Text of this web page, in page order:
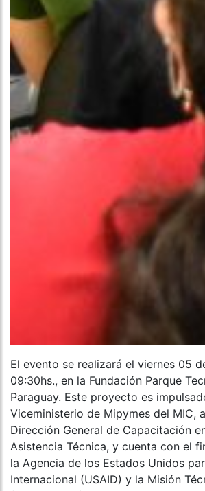
El evento se realizará el viernes 05
09:30hs., en la Fundación Parque
Paraguay. Este proyecto es
Viceministerio de Mipymes del MIC,
Dirección General de Capacitación
Asistencia Técnica, y cuenta con el
la Agencia de los Estados Unidos
Internacional (USAID) y la Misión